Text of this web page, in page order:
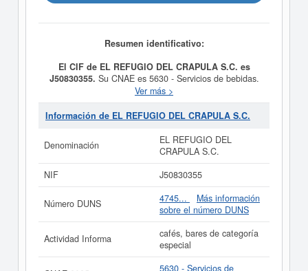
Resumen identificativo:
El CIF de EL REFUGIO DEL CRAPULA S.C. es
J50830355. Su CNAE es 5630 - Servicios de bebidas.
Esta empresa está incluida dentro de la categoría SIC
58130000. La última consulta de esta empresa ha sido
el 17/08/2021, acumulando un total de 16 consultas. Si
puede aspirar, en esta web puede consultarlo.
Si está interesado en conocer más datos de la empresa
EL REFUGIO DEL CRAPULA S.C. puede
inmediatamente a este Informe ampliado
REFUGIO DEL CRAPULA S.C. y consultar los
resultados de sus años de actividad, así como los
balances y cuentas de resultados disponibles.
La última actualización del informe de empresa se ha
realizado el 04/12/2025.
Ver más >
Información de EL REFUGIO DEL CRAPULA S.C.
Denominación
EL REFUGIO DEL
CRAPULA S.C.
NIF
J50830355
Número DUNS 4745...
Más información
sobre el número DUNS
Actividad Informa
cafés, bares de categoría
especial
5630 - Servicios de